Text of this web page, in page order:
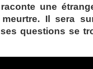
une
Il sera
questions se